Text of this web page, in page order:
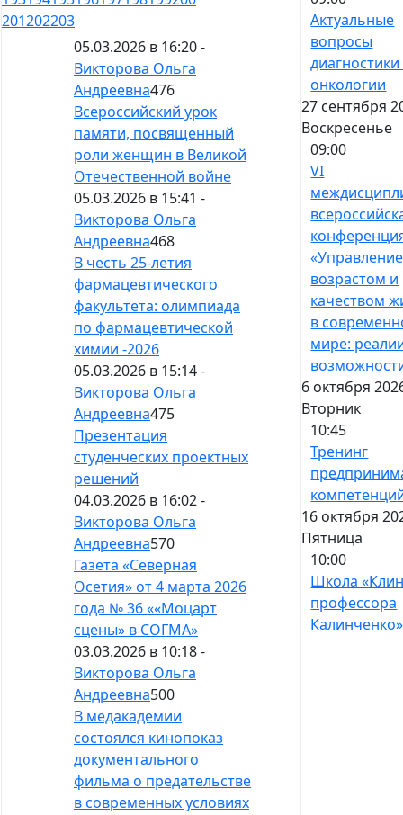
201202203
05.03.2026 в 16:20 -
Викторова Ольга
Андреевна476
Всероссийский урок
памяти, посвященный
роли женщин в Великой
Отечественной войне
05.03.2026 в 15:41 -
Викторова Ольга
Андреевна468
В честь 25-летия
фармацевтического
факультета: олимпиада
по фармацевтической
химии -2026
05.03.2026 в 15:14 -
Викторова Ольга
Андреевна475
Презентация
студенческих проектных
решений
04.03.2026 в 16:02 -
Викторова Ольга
Андреевна570
Газета «Северная
Осетия» от 4 марта 2026
года № 36 ««Моцарт
сцены» в СОГМА»
03.03.2026 в 10:18 -
Викторова Ольга
Андреевна500
В медакадемии
состоялся кинопоказ
документального
фильма о предательстве
в современных условиях
Актуальные
вопросы
диагностики
онкологии
27 сентября
Воскресенье
09:00
VI
«Управление
возрастом и
качеством
в
мире:
6 октября
Вторник
10:45
Тренинг
16 октября
Пятница
10:00
Школа
профессора
Калинченко»